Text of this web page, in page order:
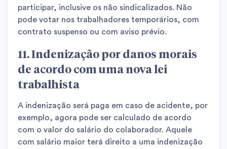
participar, inclusive os não sindicalizados. Não
pode votar nos trabalhadores temporários, com
contrato suspenso ou com aviso prévio.
11. Indenização por danos morais
de acordo com uma nova lei
trabalhista
A indenização será paga em caso de acidente, por
exemplo, agora pode ser calculado de acordo
com o valor do salário do colaborador. Aquele
com salário maior terá direito a uma indenização